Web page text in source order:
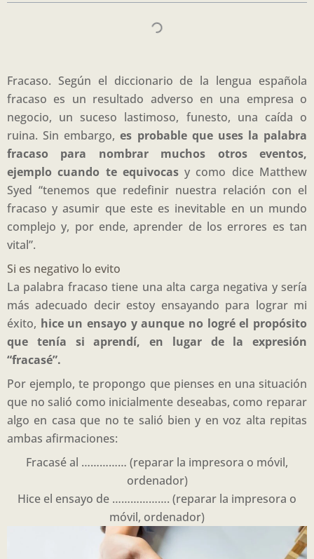
Fracaso. Según el diccionario de la lengua española
fracaso es un resultado adverso en una empresa o
negocio, un suceso lastimoso, funesto, una caída o
ruina. Sin embargo,es probable que uses la palabra
fracaso para nombrar muchos otros eventos,
ejemplo cuando te equivocasy como dice Matthew
Syed “tenemos que redefinir nuestra relación con el
fracaso y asumir que este es inevitable en un mundo
complejo y, por ende, aprender de los errores es tan
vital”.
Si es negativo lo evito
La palabra fracaso tiene una alta carga negativa y sería
más adecuado decir estoy ensayando para lograr mi
éxito, hice un ensayo y aunque no logré el propósito
que tenía si aprendí, en lugar de la expresión
“fracasé”.
Por ejemplo, te propongo que pienses en una situación
que no salió como inicialmente deseabas, como reparar
algo en casa que no te salió bien y en voz alta repitas
ambas afirmaciones:
Fracasé al …………… (reparar la impresora o móvil,
ordenador)
Hice el ensayo de ………………. (reparar la impresora o
móvil, ordenador)